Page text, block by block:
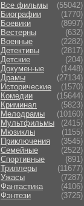
Все фильмы
(55042)
Биографии
(1770)
Боевики
(8997)
Вестерны
(632)
Военные
(2282)
Детективы
(2817)
Детские
(204)
Докумен-ые
(1448)
Драмы
(27134)
Исторические
(1570)
Комедии
(15644)
Криминал
(5823)
Мелодрамы
(10160)
Мультфильмы
(2415)
Мюзиклы
(1155)
Приключения
(3545)
Семейные
(2522)
Cпортивные
(891)
Триллеры
(11677)
Ужасы
(7287)
Фантастика
(4106)
Фэнтези
(3725)